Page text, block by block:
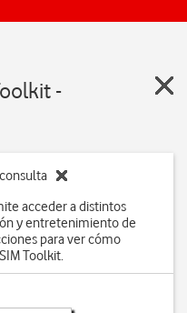
-
acceder a distintos
y entretenimiento de
para ver cómo
Toolkit.